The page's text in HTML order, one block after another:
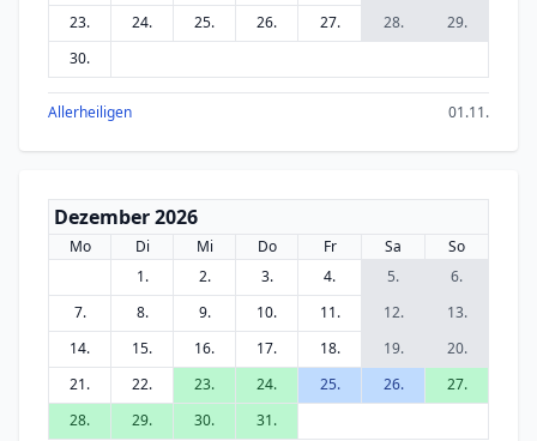
23.
24. 25. 26. 27. 28.
29.
30.
Allerheiligen 01.11.
Dezember 2026
Mo Di Mi Do Fr Sa
So
1.
2. 3. 4. 5.
6.
7.
8. 9. 10. 11. 12.
13.
14.
15. 16. 17. 18. 19.
20.
21.
22. 23. 24. 25. 26.
27.
28.
29. 30. 31.